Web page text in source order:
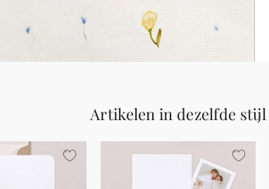
Artikelen in dezelfde stijl